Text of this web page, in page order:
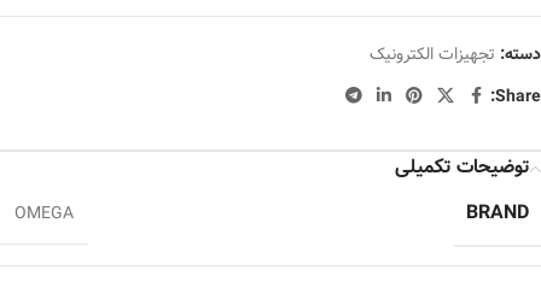
دسته: تجهیزات الکترونیک
Share:
توضیحات تکمیلی
BRAND
OMEGA